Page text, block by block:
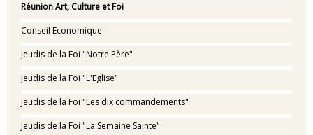
Réunion Art, Culture et Foi
Conseil Economique
Jeudis de la Foi "Notre Père"
Jeudis de la Foi "L'Eglise"
Jeudis de la Foi "Les dix commandements"
Jeudis de la Foi "La Semaine Sainte"